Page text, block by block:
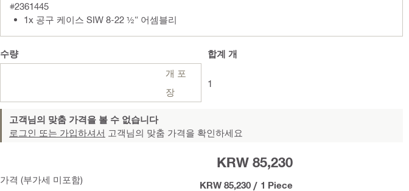
#2361445
1x 공구 케이스 SIW 8-22 ½“ 어셈블리
수량
개 포
장
합계 개
1
고객님의 맞춤 가격을 볼 수 없습니다
로그인 또는 가입하셔서 고객님의 맞춤 가격을 확인하세요
가격 (부가세 미포함)
KRW 85,230
KRW 85,230 / 1 Piece